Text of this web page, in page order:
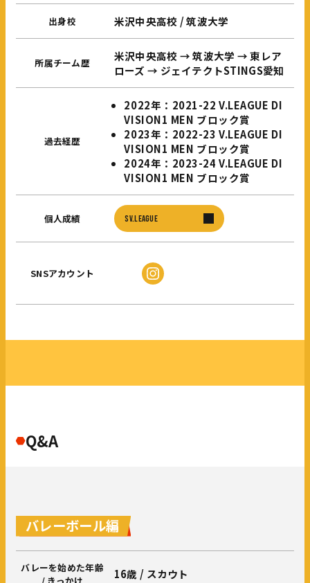
出身校 米沢中央高校 / 筑波大学
所属チーム歴
米沢中央高校 → 筑波大学 → 東レア
ローズ → ジェイテクトSTINGS愛知
過去経歴
2022年：2021-22 V.LEAGUE DI
VISION1 MEN ブロック賞
2023年：2022-23 V.LEAGUE DI
VISION1 MEN ブロック賞
2024年：2023-24 V.LEAGUE DI
VISION1 MEN ブロック賞
個人成績 SV.LEAGUE
SNSアカウント
Q&A
バレーボール編
バレーを始めた年齢
/ きっかけ
16歳 / スカウト